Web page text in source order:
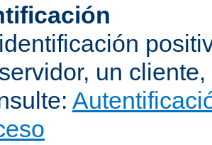
un